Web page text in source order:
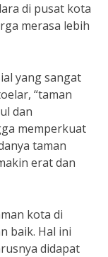
di pusat kota
merasa lebih
yang sangat
“taman
dan
memperkuat
taman
erat dan
kota di
baik. Hal ini
didapat